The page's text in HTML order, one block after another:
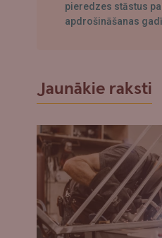
pieredzes stāstus
apdrošināšanas
Jaunākie raksti